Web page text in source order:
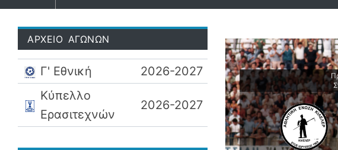
ΑΡΧΕΙΟ ΑΓΩΝΩΝ
Γ' Εθνική
2026-2027
Κύπελλο
Ερασιτεχνών
2026-2027